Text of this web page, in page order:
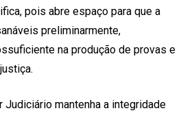
pois abre espaço para que a
preliminarmente,
na produção de provas e
Judiciário mantenha a integridade